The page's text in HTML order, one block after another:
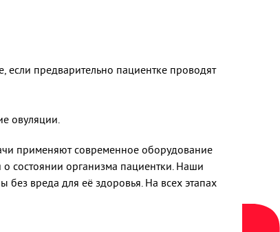
если предварительно пациентке проводят
овуляции.
применяют современное оборудование
о состоянии организма пациентки. Наши
вреда для её здоровья. На всех этапах